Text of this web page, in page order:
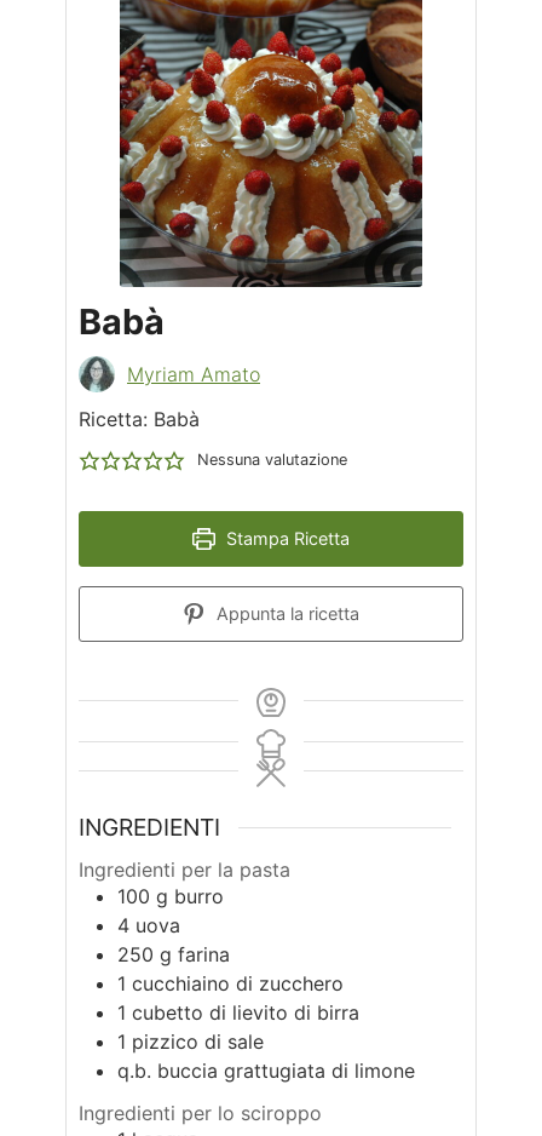
Babà
Myriam Amato
Ricetta: Babà
Nessuna valutazione
Stampa Ricetta
Appunta la ricetta
INGREDIENTI
Ingredienti per la pasta
100 g burro
4 uova
250 g farina
1 cucchiaino di zucchero
1 cubetto di lievito di birra
1 pizzico di sale
q.b. buccia grattugiata di limone
Ingredienti per lo sciroppo